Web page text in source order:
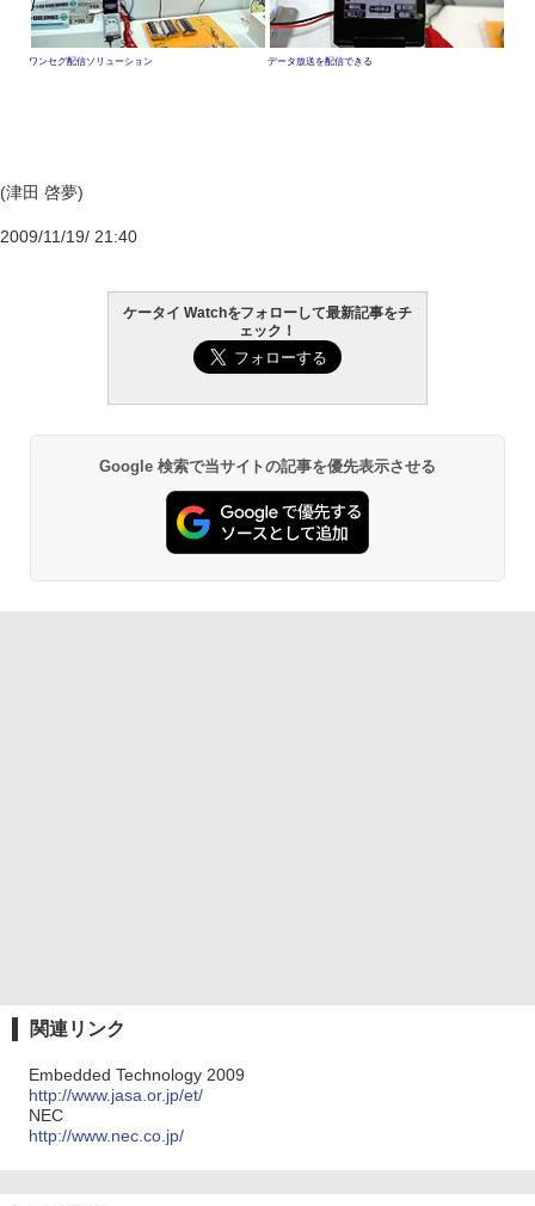
ワンセグ配信ソリューション データ放送を配信できる
(津田 啓夢)
2009/11/19/ 21:40
ケータイ Watchをフォローして最新記事をチ
ェック！
Google 検索で当サイトの記事を優先表示させる
関連リンク
Embedded Technology 2009
http://www.jasa.or.jp/et/
NEC
http://www.nec.co.jp/